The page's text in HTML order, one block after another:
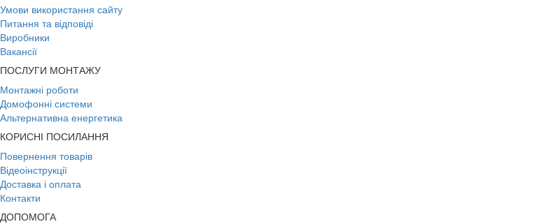
Умови використання сайту
Питання та відповіді
Виробники
Вакансії
ПОСЛУГИ МОНТАЖУ
Монтажні роботи
Домофонні системи
Альтернативна енергетика
КОРИСНІ ПОСИЛАННЯ
Повернення товарів
Відеоінструкції
Доставка і оплата
Контакти
ДОПОМОГА